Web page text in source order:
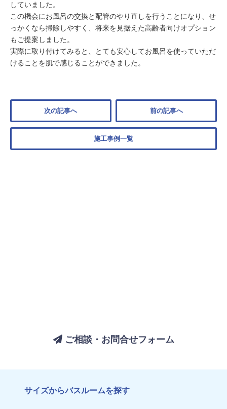
していました。
この機会にお風呂の交換と配管のやり直しを行うことになり、せ
っかくなら掃除しやすく、将来を見据えた高齢者向けオプション
もご提案しました。
実際に取り付けてみると、とても安心してお風呂を使っていただ
けることを肌で感じることができました。
次の記事へ 前の記事へ
施工事例一覧
ご相談・お問合せフォーム
サイズからバスルームを探す